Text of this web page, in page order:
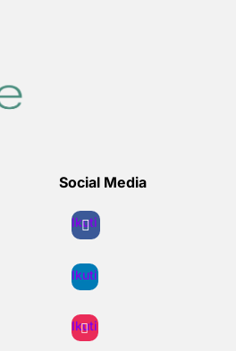
Social Media
Ikuti
Ikuti
Ikuti